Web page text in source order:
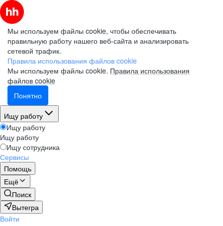
Мы используем файлы cookie, чтобы обеспечивать
правильную работу нашего веб-сайта и анализировать
сетевой трафик.
Правила использования файлов cookie
Мы используем файлы cookie. Правила использования
файлов cookie
Понятно
Ищу работу
Ищу работу
Ищу работу
Ищу сотрудника
Сервисы
Помощь
Ещё
Поиск
Вытегра
Войти